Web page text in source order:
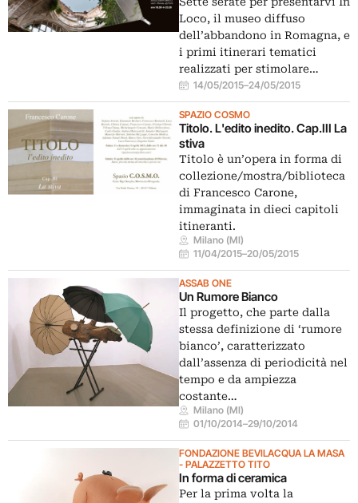
Loco, il museo diffuso
dell’abbandono in Romagna, e
i primi itinerari tematici
realizzati per stimolare…
14/05/2015–24/05/2015
SPAZIO COSMO
Titolo. L'edito inedito. Cap.III La
stiva
Titolo è un’opera in forma di
collezione/mostra/biblioteca
di Francesco Carone,
immaginata in dieci capitoli
itineranti.
Milano (MI)
11/04/2015–20/05/2015
ASSAB ONE
Un Rumore Bianco
Il progetto, che parte dalla
stessa definizione di ‘rumore
bianco’, caratterizzato
dall’assenza di periodicità nel
tempo e da ampiezza
costante…
Milano (MI)
01/10/2014–29/10/2014
FONDAZIONE BEVILACQUA LA MASA
- PALAZZETTO TITO
In forma di ceramica
Per la prima volta la